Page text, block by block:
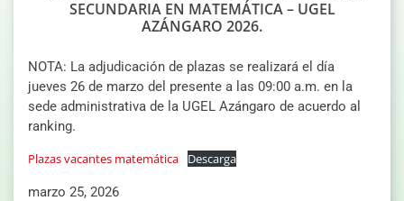
SECUNDARIA EN MATEMÁTICA – UGEL
AZÁNGARO 2026.
NOTA: La adjudicación de plazas se realizará el día
jueves 26 de marzo del presente a las 09:00 a.m. en la
sede administrativa de la UGEL Azángaro de acuerdo al
ranking.
Plazas vacantes matemática
Descarga
marzo 25, 2026